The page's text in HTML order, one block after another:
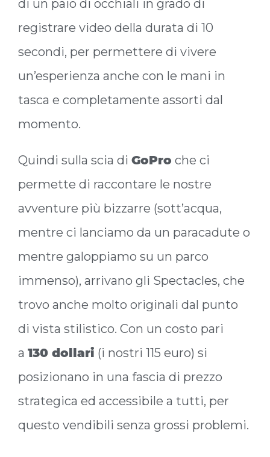
di un paio di occhiali in grado di
registrare video della durata di 10
secondi, per permettere di vivere
un’esperienza anche con le mani in
tasca e completamente assorti dal
momento.
Quindi sulla scia di GoPro che ci
permette di raccontare le nostre
avventure più bizzarre (sott’acqua,
mentre ci lanciamo da un paracadute o
mentre galoppiamo su un parco
immenso), arrivano gli Spectacles, che
trovo anche molto originali dal punto
di vista stilistico. Con un costo pari
a 130 dollari (i nostri 115 euro) si
posizionano in una fascia di prezzo
strategica ed accessibile a tutti, per
questo vendibili senza grossi problemi.